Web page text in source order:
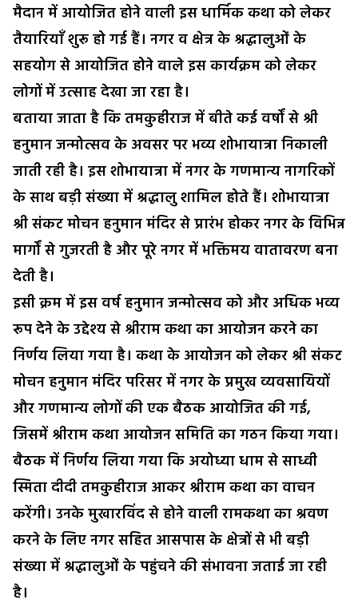
मैदान में आयोजित होने वाली इस धार्मिक कथा को लेकर
तैयारियाँ शुरू हो गई हैं। नगर व क्षेत्र के श्रद्धालुओं के
सहयोग से आयोजित होने वाले इस कार्यक्रम को लेकर
लोगों में उत्साह देखा जा रहा है।
बताया जाता है कि तमकुहीराज में बीते कई वर्षों से श्री
हनुमान जन्मोत्सव के अवसर पर भव्य शोभायात्रा निकाली
जाती रही है। इस शोभायात्रा में नगर के गणमान्य नागरिकों
के साथ बड़ी संख्या में श्रद्धालु शामिल होते हैं। शोभायात्रा
श्री संकट मोचन हनुमान मंदिर से प्रारंभ होकर नगर के विभिन्न
मार्गों से गुजरती है और पूरे नगर में भक्तिमय वातावरण बना
देती है।
इसी क्रम में इस वर्ष हनुमान जन्मोत्सव को और अधिक भव्य
रूप देने के उद्देश्य से श्रीराम कथा का आयोजन करने का
निर्णय लिया गया है। कथा के आयोजन को लेकर श्री संकट
मोचन हनुमान मंदिर परिसर में नगर के प्रमुख व्यवसायियों
और गणमान्य लोगों की एक बैठक आयोजित की गई,
जिसमें श्रीराम कथा आयोजन समिति का गठन किया गया।
बैठक में निर्णय लिया गया कि अयोध्या धाम से साध्वी
स्मिता दीदी तमकुहीराज आकर श्रीराम कथा का वाचन
करेंगी। उनके मुखारविंद से होने वाली रामकथा का श्रवण
करने के लिए नगर सहित आसपास के क्षेत्रों से भी बड़ी
संख्या में श्रद्धालुओं के पहुंचने की संभावना जताई जा रही
है।